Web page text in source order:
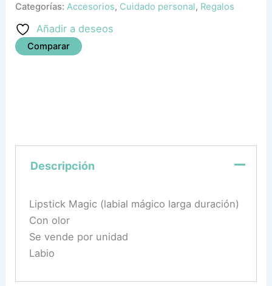
Categorías: Accesorios, Cuidado personal, Regalos
Añadir a deseos
Comparar
Descripción
Lipstick Magic (labial mágico larga duración)
Con olor
Se vende por unidad
Labio